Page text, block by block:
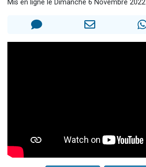
Mis en ligne le Dimanche 6 Novembre 2022